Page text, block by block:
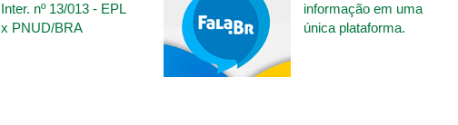
Inter. nº 13/013 - EPL
x PNUD/BRA
informação em uma
única plataforma.